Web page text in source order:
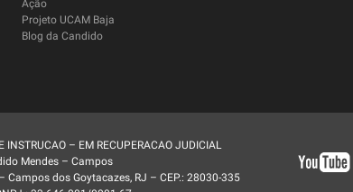
Ação
Projeto UCAM Baja
Blog da Candido
INSTRUCAO – EM RECUPERACAO JUDICIAL
Mendes – Campos
dos Goytacazes, RJ – CEP.: 28030-335